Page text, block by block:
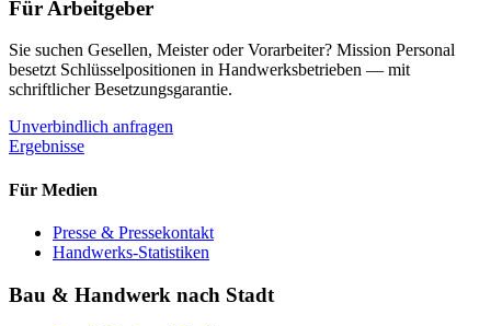
Für Arbeitgeber
Sie suchen Gesellen, Meister oder Vorarbeiter? Mission Personal
besetzt Schlüsselpositionen in Handwerksbetrieben — mit
schriftlicher Besetzungsgarantie.
Unverbindlich anfragen
Ergebnisse
Für Medien
Presse & Pressekontakt
Handwerks-Statistiken
Bau & Handwerk nach Stadt